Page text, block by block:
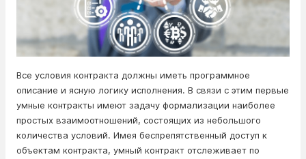
Все условия контракта должны иметь программное
описание и ясную логику исполнения. В связи с этим первые
умные контракты имеют задачу формализации наиболее
простых взаимоотношений, состоящих из небольшого
количества условий. Имея беспрепятственный доступ к
объектам контракта, умный контракт отслеживает по